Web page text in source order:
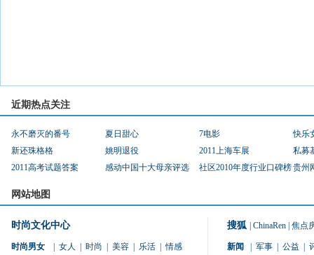
近期热点关注
永不磨灭的番号 夏日甜心 7电影
快乐
新还珠格格
姚明退役 2011上海车展
私募
2011高考试题答案
感动中国十大母亲评选 社区2010年度行业口碑榜贵州
网站地图
时尚文化中心
时尚男女 女人 时尚 美容 乐活
情感
搜狐 ChinaRen 焦点
新闻 军事 公益